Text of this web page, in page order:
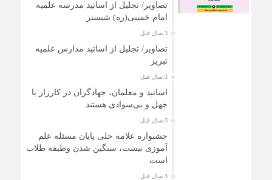
تصاویر/ تجلیل از اساتید مدرسه علمیه
امام خمینی(ره) شبستر
3 سال قبل
تصاویر/ تجلیل از اساتید مدارس علمیه
تبریز
3 سال قبل
اساتید و معلمان، جهادگران در کارزار با
جهل و بی‌سوادی هستند
3 سال قبل
جشنواره علامه حلی پایان مسئله علم
آموزی نیست، سنگین شدن وظیفه طلاب
است
3 سال قبل